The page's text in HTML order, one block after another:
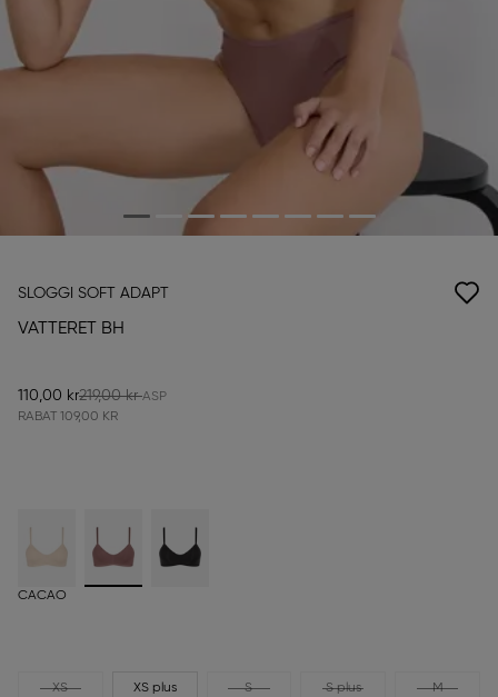
SLOGGI SOFT ADAPT
VATTERET BH
110,00 kr219,00 kr
RABAT 109,00 KR
CACAO
XS XS plus S S plus M